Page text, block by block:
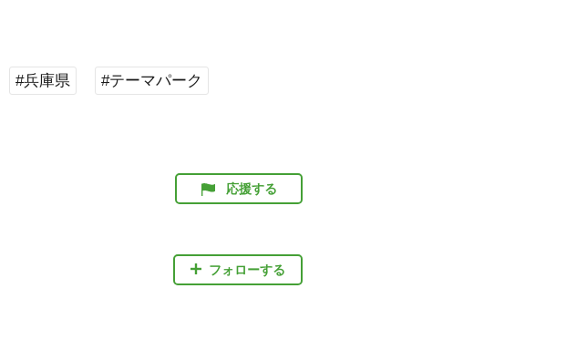
#兵庫県 #テーマパーク
応援する
フォローする